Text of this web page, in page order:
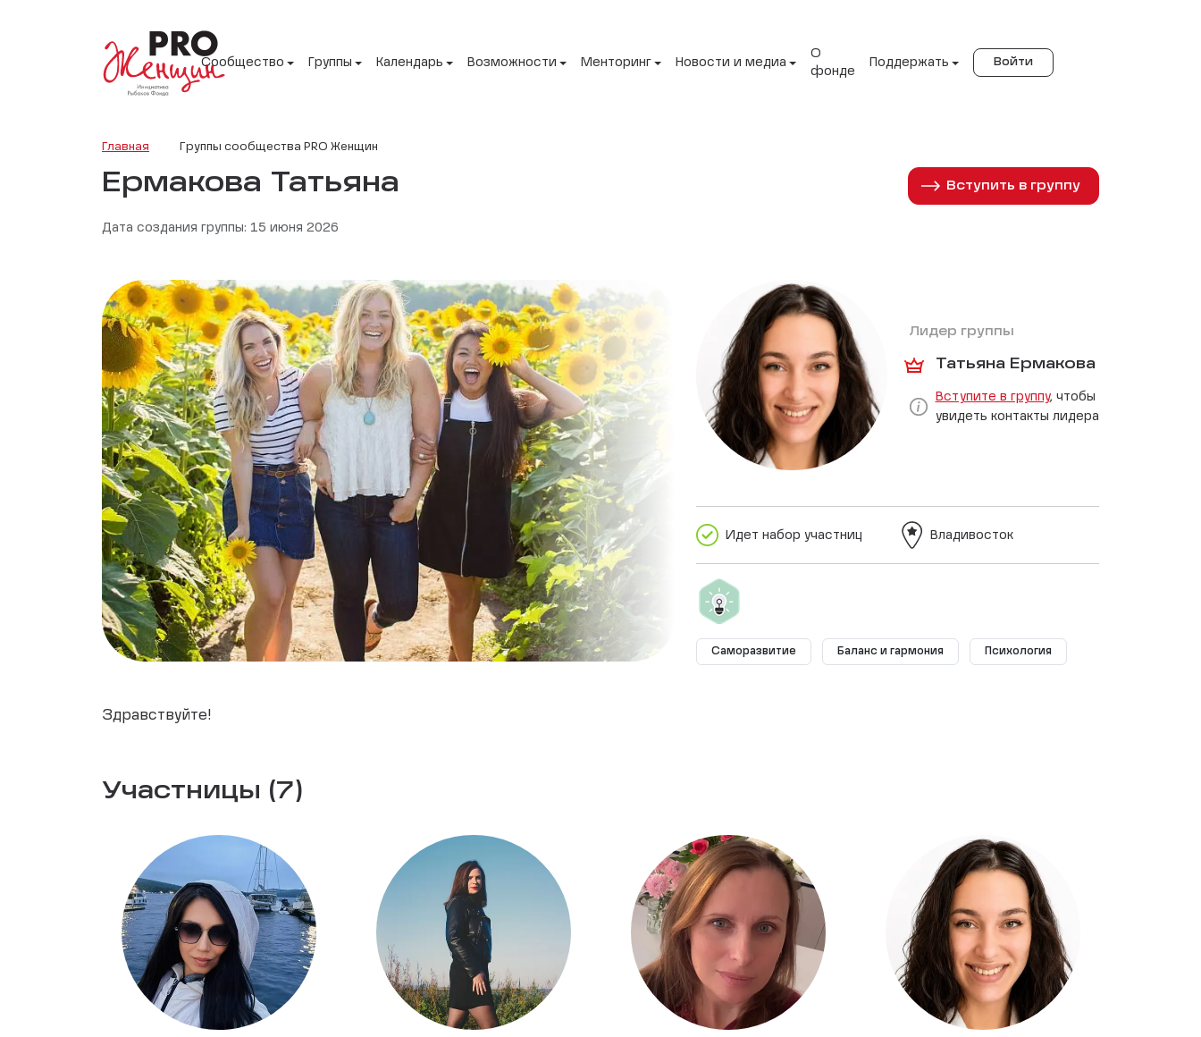
Сообщество Группы Календарь Возможности Менторинг Новости и медиа
О
фонде
Поддержать Войти
Главная Группы сообщества PRO Женщин
Ермакова Татьяна Вступить в группу
Дата создания группы: 15 июня 2026
Лидер группы
Татьяна Ермакова
Вступите в группу, чтобы
увидеть контакты лидера
Идет набор участниц Владивосток
Саморазвитие Баланс и гармония Психология
Здравствуйте!
Участницы (7)